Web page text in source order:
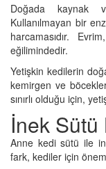
Doğada kaynak
Kullanılmayan bir
harcamasıdır.
eğilimindedir.
Yetişkin kedilerin
kemirgen ve
sınırlı olduğu için,
İnek Sütü
Anne kedi sütü ile
fark, kediler için